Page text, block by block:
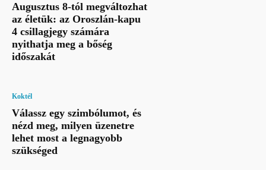
Augusztus 8-tól megváltozhat
az életük: az Oroszlán-kapu
4 csillagjegy számára
nyithatja meg a bőség
időszakát
Koktél
Válassz egy szimbólumot, és
nézd meg, milyen üzenetre
lehet most a legnagyobb
szükséged